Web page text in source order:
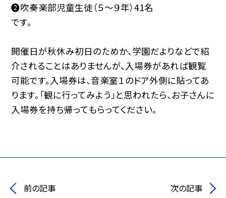
❷吹奏楽部児童生徒（５〜９年）41名
です。
開催日が秋休み初日のためか、学園だよりなどで紹
介されることはありませんが、入場券があれば観覧
可能です。入場券は、音楽室１のドア外側に貼ってあ
ります。「観に行ってみよう」と思われたら、お子さんに
入場券を持ち帰ってもらってください。
前の記事 次の記事